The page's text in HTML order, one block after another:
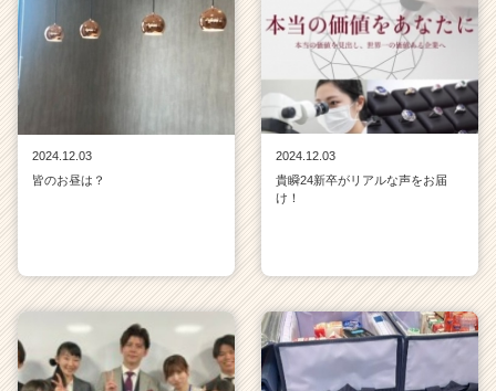
2024.12.03
皆のお昼は？
2024.12.03
貴瞬24新卒がリアルな声をお届
け！